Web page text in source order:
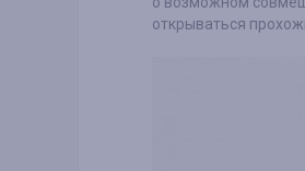
открываться